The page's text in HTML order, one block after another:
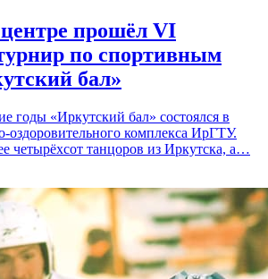
прошёл VI
по спортивным
бал»
годы «Иркутский бал» состоялся в
оздоровительного комплекса ИрГТУ.
четырёхсот танцоров из Иркутска, а…